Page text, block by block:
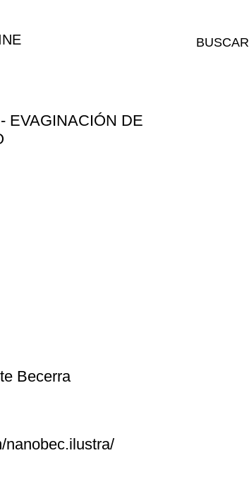
BUSCAR
EVAGINACIÓN DE
Becerra
nanobec.ilustra/